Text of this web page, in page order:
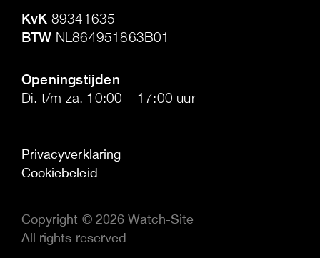
KvK 89341635
BTW NL864951863B01
Openingstijden
Di. t/m za. 10:00 – 17:00 uur
Privacyverklaring
Cookiebeleid
Copyright © 2026 Watch-Site
All rights reserved